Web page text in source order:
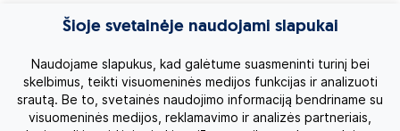
Egzotinės kelionės
Kruizai
Kelionės po Lietuvą
Šioje svetainėje naudojami slapukai
Naudojame slapukus, kad galėtume suasmeninti turinį bei
skelbimus, teikti visuomeninės medijos funkcijas ir analizuoti
srautą. Be to, svetainės naudojimo informaciją bendriname su
visuomeninės medijos, reklamavimo ir analizės partneriais,